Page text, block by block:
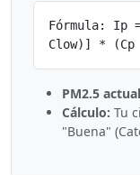
Fórmula:
Clow)] *
PM2.5
Cálculo: Tu
"Buena"